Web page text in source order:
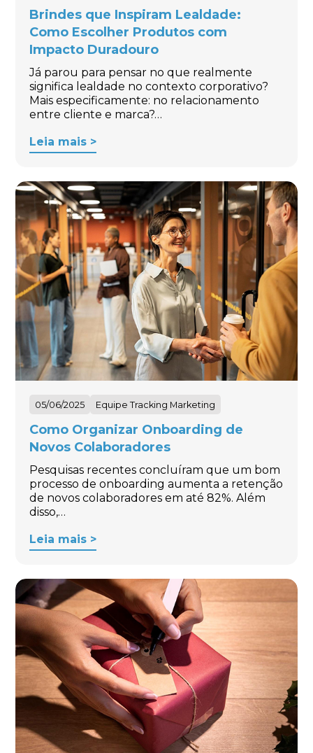
Brindes que Inspiram Lealdade:
Como Escolher Produtos com
Impacto Duradouro
Já parou para pensar no que realmente
significa lealdade no contexto corporativo?
Mais especificamente: no relacionamento
entre cliente e marca?…
Leia mais >
05/06/2025 Equipe Tracking Marketing
Como Organizar Onboarding de
Novos Colaboradores
Pesquisas recentes concluíram que um bom
processo de onboarding aumenta a retenção
de novos colaboradores em até 82%. Além
disso,…
Leia mais >